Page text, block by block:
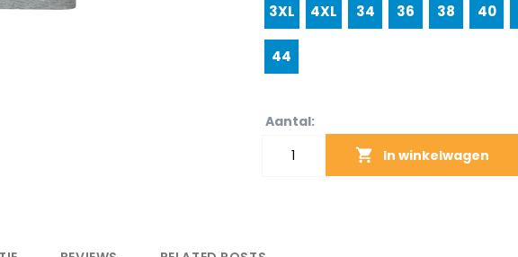
3XL 4XL 34 36 38 40
44
Aantal:
In winkelwagen